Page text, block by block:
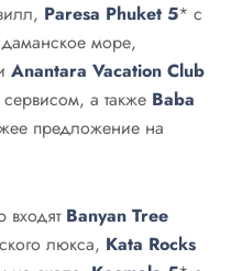
Paresa Phuket 5* с
море,
Anantara Vacation Club
а также Baba
предложение на
входят Banyan Tree
люкса, Kata Rocks